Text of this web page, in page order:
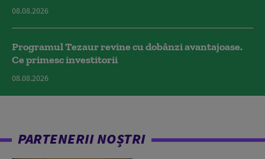
08.08.2026
Programul Tezaur revine cu dobânzi avantajoase.
Ce primesc investitorii
08.08.2026
PARTENERII NOȘTRI